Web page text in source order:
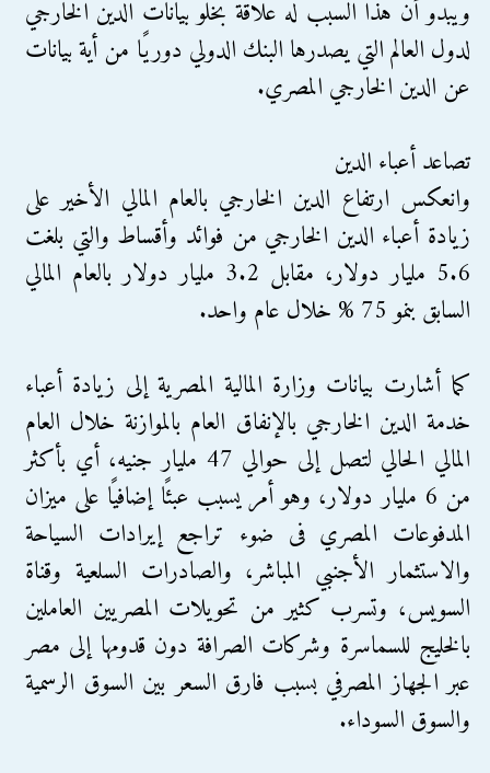
ويبدو أن هذا السبب له علاقة بخلو بيانات الدين الخارجي
لدول العالم التي يصدرها البنك الدولي دوريًا من أية بيانات
عن الدين الخارجي المصري.
تصاعد أعباء الدين
وانعكس ارتفاع الدين الخارجي بالعام المالي الأخير على
زيادة أعباء الدين الخارجي من فوائد وأقساط والتي بلغت
5.6 مليار دولار، مقابل 3.2 مليار دولار بالعام المالي
السابق بنمو 75 % خلال عام واحد.
كما أشارت بيانات وزارة المالية المصرية إلى زيادة أعباء
خدمة الدين الخارجي بالإنفاق العام بالموازنة خلال العام
المالي الحالي لتصل إلى حوالي 47 مليار جنيه، أي بأكثر
من 6 مليار دولار، وهو أمر يسبب عبئًا إضافيًا على ميزان
المدفوعات المصري فى ضوء تراجع إيرادات السياحة
والاستثمار الأجنبي المباشر، والصادرات السلعية وقناة
السويس، وتسرب كثير من تحويلات المصريين العاملين
بالخليج للسماسرة وشركات الصرافة دون قدومها إلى مصر
عبر الجهاز المصرفي بسبب فارق السعر بين السوق الرسمية
والسوق السوداء.